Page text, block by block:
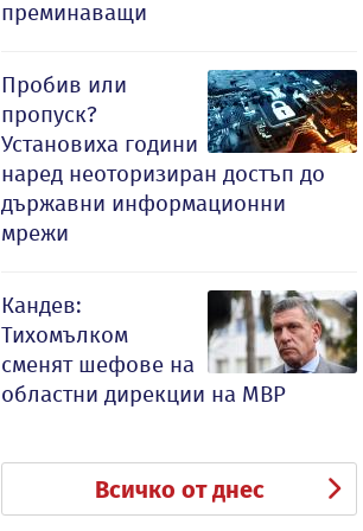
преминаващи
Пробив или
пропуск?
Установиха години
наред неоторизиран достъп до
държавни информационни
мрежи
Кандев:
Тихомълком
сменят шефове на
областни дирекции на МВР
Всичко от днес